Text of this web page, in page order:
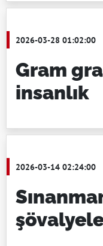
2026-03-28 01:02:00
Gram
insanlık
2026-03-14 02:24:00